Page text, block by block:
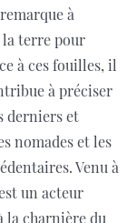
à
terre pour
à ces fouilles, il
à préciser
derniers et
nomades et les
Venu à
un acteur
la charnière du